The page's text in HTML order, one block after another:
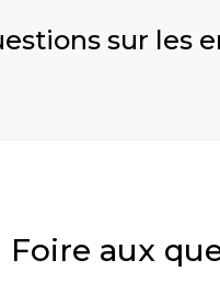
sur les
Foire aux